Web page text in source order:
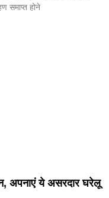
समाप्त होने
अपनाएं ये असरदार घरेलू